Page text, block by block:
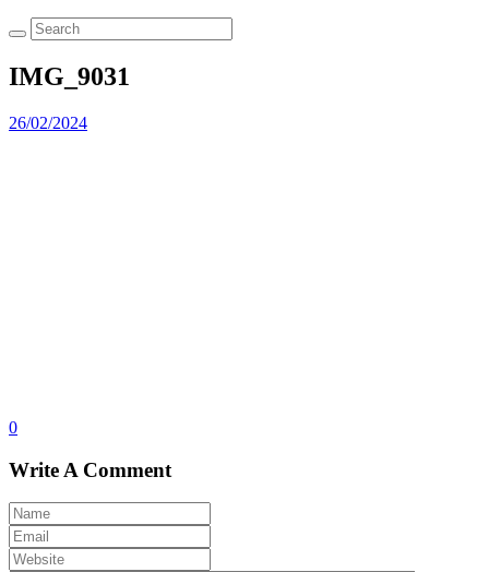
IMG_9031
26/02/2024
0
Write A Comment